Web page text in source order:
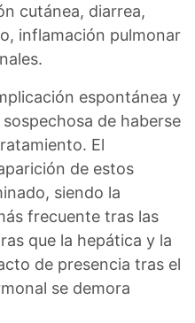
cutánea, diarrea,
inflamación pulmonar
espontánea y
de haberse
El
de estos
siendo la
frecuente tras las
que la hepática y la
de presencia tras el
se demora